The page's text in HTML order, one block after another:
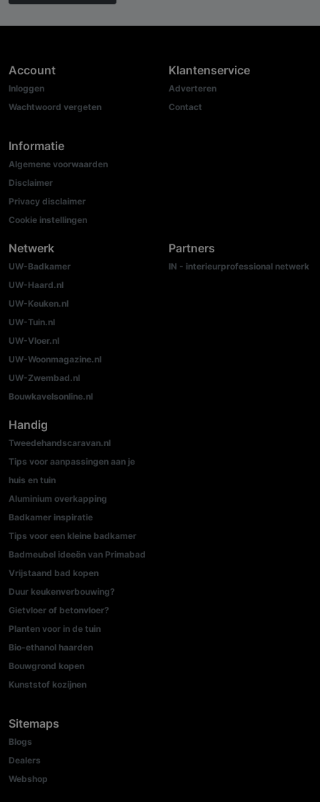
Account
Inloggen
Wachtwoord vergeten
Informatie
Algemene voorwaarden
Disclaimer
Privacy disclaimer
Cookie instellingen
Klantenservice
Adverteren
Contact
Netwerk
UW-Badkamer
UW-Haard.nl
UW-Keuken.nl
UW-Tuin.nl
UW-Vloer.nl
UW-Woonmagazine.nl
UW-Zwembad.nl
Bouwkavelsonline.nl
Partners
IN - interieurprofessional netwerk
Handig
Tweedehandscaravan.nl
Tips voor aanpassingen aan je
huis en tuin
Aluminium overkapping
Badkamer inspiratie
Tips voor een kleine badkamer
Badmeubel ideeën van Primabad
Vrijstaand bad kopen
Duur keukenverbouwing?
Gietvloer of betonvloer?
Planten voor in de tuin
Bio-ethanol haarden
Bouwgrond kopen
Kunststof kozijnen
Sitemaps
Blogs
Dealers
Webshop